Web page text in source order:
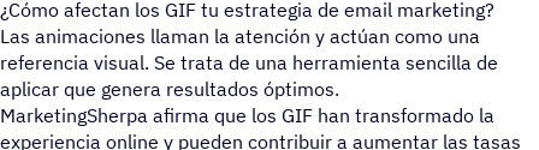
¿Cómo afectan los GIF tu estrategia de email marketing?
Las animaciones llaman la atención y actúan como una
referencia visual. Se trata de una herramienta sencilla de
aplicar que genera resultados óptimos.
MarketingSherpa afirma que los GIF han transformado la
experiencia online y pueden contribuir a aumentar las tasas